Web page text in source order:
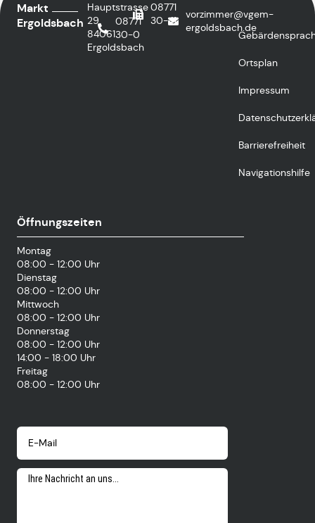
Markt
Ergoldsbach
Hauptstrasse
29
84061
Ergoldsbach
08771
30-0
08771
30-41
vorzimmer@vgem-
ergoldsbach.de
Ortsplan
Impressum
Barrierefreiheit
Navigationshilfe
Öffnungszeiten
Montag
08:00 - 12:00 Uhr
Dienstag
08:00 - 12:00 Uhr
Mittwoch
08:00 - 12:00 Uhr
Donnerstag
08:00 - 12:00 Uhr
14:00 - 18:00 Uhr
Freitag
08:00 - 12:00 Uhr